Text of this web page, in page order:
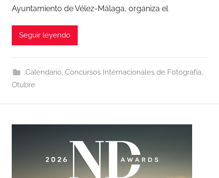
Ayuntamiento de Vélez-Málaga, organiza el
Seguir leyendo
Calendario, Concursos Internacionales de Fotografía,
Otubre